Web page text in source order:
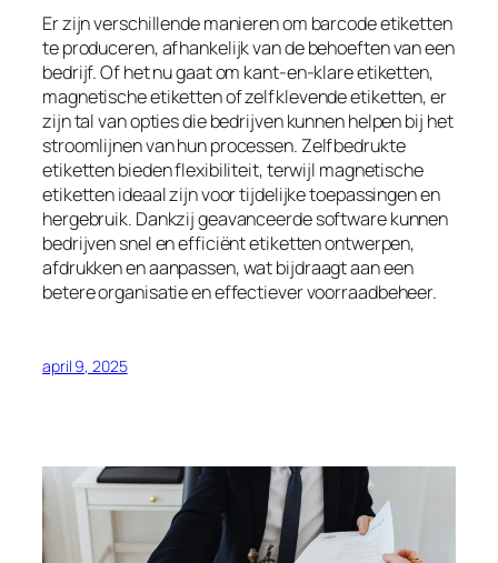
Er zijn verschillende manieren om barcode etiketten
te produceren, afhankelijk van de behoeften van een
bedrijf. Of het nu gaat om kant-en-klare etiketten,
magnetische etiketten of zelfklevende etiketten, er
zijn tal van opties die bedrijven kunnen helpen bij het
stroomlijnen van hun processen. Zelfbedrukte
etiketten bieden flexibiliteit, terwijl magnetische
etiketten ideaal zijn voor tijdelijke toepassingen en
hergebruik. Dankzij geavanceerde software kunnen
bedrijven snel en efficiënt etiketten ontwerpen,
afdrukken en aanpassen, wat bijdraagt aan een
betere organisatie en effectiever voorraadbeheer.
april 9, 2025